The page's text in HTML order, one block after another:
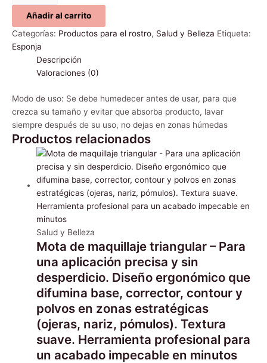
Añadir al carrito
Categorías: Productos para el rostro, Salud y Belleza Etiqueta:
Esponja
Descripción
Valoraciones (0)
Modo de uso: Se debe humedecer antes de usar, para que
crezca su tamaño y evitar que absorba producto, lavar
siempre después de su uso, no dejas en zonas húmedas
Productos relacionados
Salud y Belleza
Mota de maquillaje triangular – Para
una aplicación precisa y sin
desperdicio. Diseño ergonómico que
difumina base, corrector, contour y
polvos en zonas estratégicas
(ojeras, nariz, pómulos). Textura
suave. Herramienta profesional para
un acabado impecable en minutos